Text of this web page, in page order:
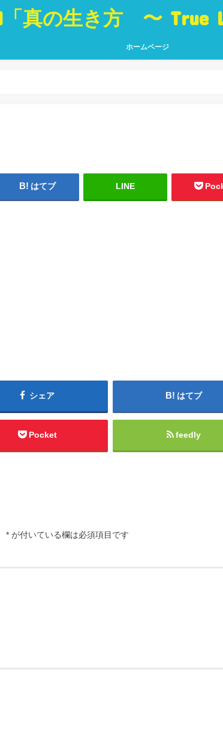
「真の生き方 〜 True
ホームページ
はてブ LINE
シェア はてブ
Pocket feedly
* が付いている欄は必須項目です